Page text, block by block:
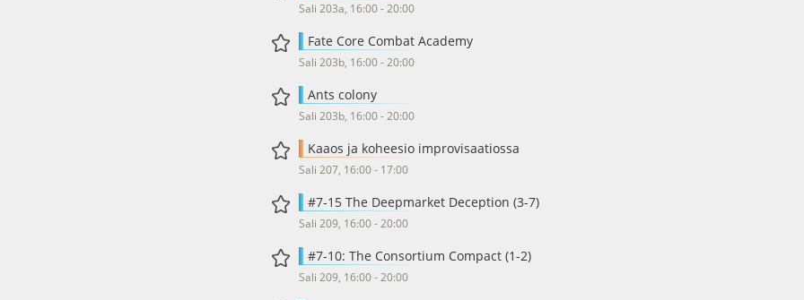
Sali 203a, 16:00 - 20:00
Fate Core Combat Academy
Sali 203b, 16:00 - 20:00
Ants colony
Sali 203b, 16:00 - 20:00
Kaaos ja koheesio improvisaatiossa
Sali 207, 16:00 - 17:00
#7-15 The Deepmarket Deception (3-7)
Sali 209, 16:00 - 20:00
#7-10: The Consortium Compact (1-2)
Sali 209, 16:00 - 20:00